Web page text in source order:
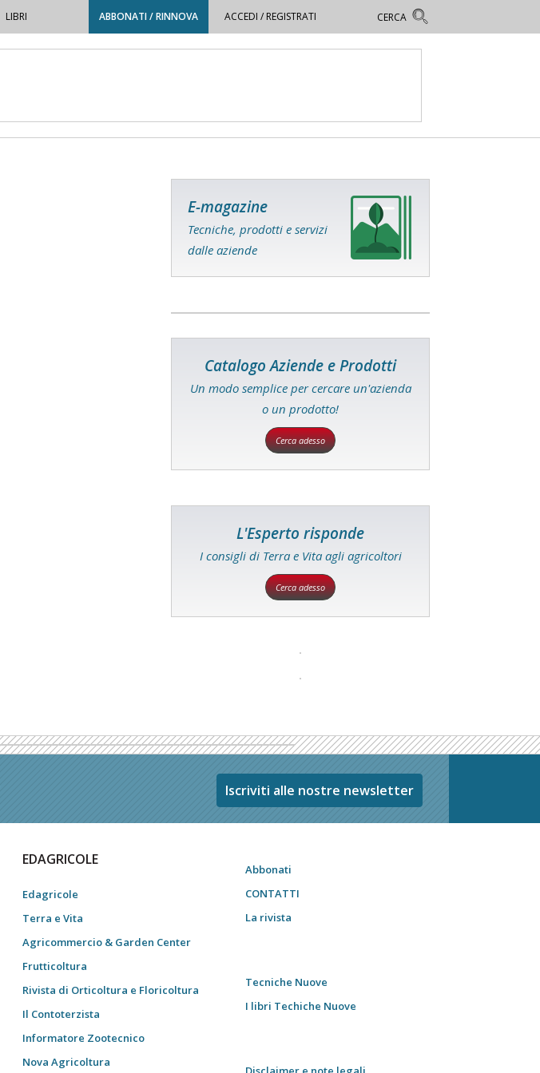
LIBRI ABBONATI / RINNOVA ACCEDI / REGISTRATI
E-magazine
Tecniche, prodotti e servizi
dalle aziende
Catalogo Aziende e Prodotti
Un modo semplice per cercare un'azienda
o un prodotto!
Cerca adesso
L'Esperto risponde
I consigli di Terra e Vita agli agricoltori
Cerca adesso
Iscriviti alle nostre newsletter
EDAGRICOLE
Edagricole
Terra e Vita
Agricommercio & Garden Center
Frutticoltura
Rivista di Orticoltura e Floricoltura
Il Contoterzista
Informatore Zootecnico
Nova Agricoltura
Abbonati
CONTATTI
La rivista
Tecniche Nuove
I libri Techiche Nuove